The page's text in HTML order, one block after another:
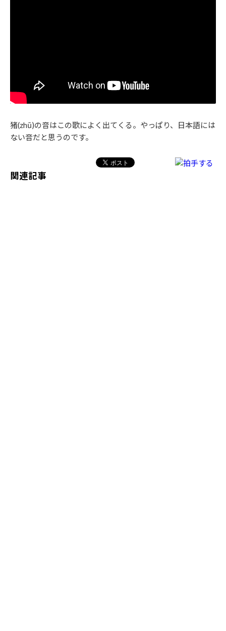
猪(zhū)の音はこの歌によく出てくる。やっぱり、日本語には
ない音だと思うのです。
関連記事